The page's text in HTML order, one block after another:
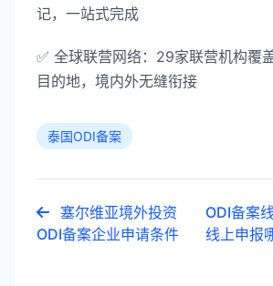
记，一站式完成
✅ 全球联营网络：29家联营机构覆
目的地，境内外无缝衔接
泰国ODI备案
塞尔维亚境外投资
ODI备案企业申请条件
ODI备案
线上申报